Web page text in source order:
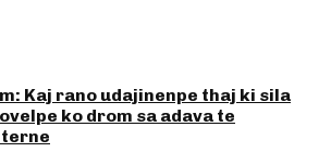
Kaj rano udajinenpe thaj ki sila
ko drom sa adava te